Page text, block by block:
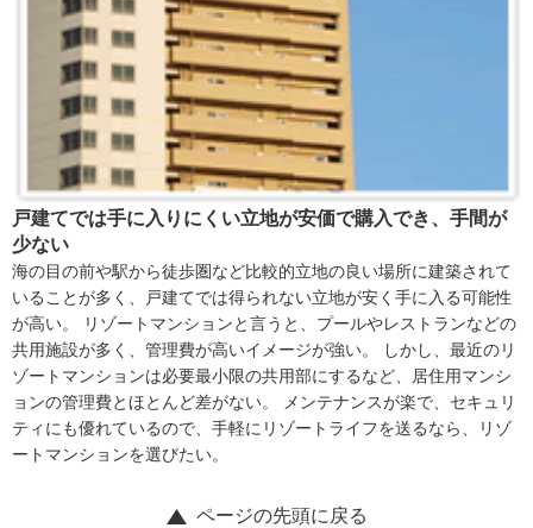
戸建てでは手に入りにくい立地が安価で購入でき、手間が
少ない
海の目の前や駅から徒歩圏など比較的立地の良い場所に建築されて
いることが多く、戸建てでは得られない立地が安く手に入る可能性
が高い。 リゾートマンションと言うと、プールやレストランなどの
共用施設が多く、管理費が高いイメージが強い。 しかし、最近のリ
ゾートマンションは必要最小限の共用部にするなど、居住用マンシ
ョンの管理費とほとんど差がない。 メンテナンスが楽で、セキュリ
ティにも優れているので、手軽にリゾートライフを送るなら、リゾ
ートマンションを選びたい。
ページの先頭に戻る